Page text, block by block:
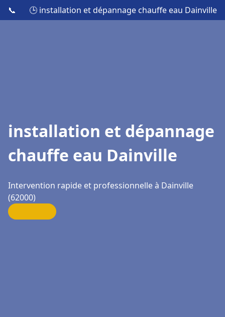
📞 🕒 installation et dépannage chauffe eau Dainville
installation et dépannage
chauffe eau Dainville
Intervention rapide et professionnelle à Dainville
(62000)